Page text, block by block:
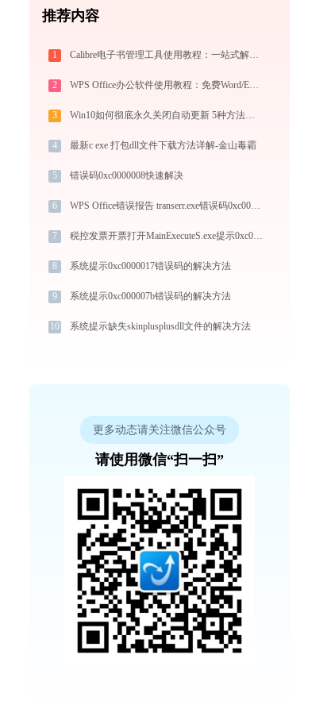
推荐内容
1 Calibre电子书管理工具使用教程：一站式解决电子书格式转换、元数据管理与设备同步
2 WPS Office办公软件使用教程：免费Word/Excel/PPT/PDF一站式高效办公套件
3 Win10如何彻底永久关闭自动更新 5种方法教你永久关闭win10自动更新
4 最新c exe 打包dll文件下载方法详解-金山毒霸
5 错误码0xc0000008快速解决
6 WPS Office错误报告 transerr.exe错误码0xc000000d处理办法
7 税控发票开票打开MainExecuteS.exe提示0xc000000d错误码怎么办
8 系统提示0xc0000017错误码的解决方法
9 系统提示0xc000007b错误码的解决方法
10 系统提示缺失skinplusplusdll文件的解决方法
更多动态请关注微信公众号
请使用微信“扫一扫”